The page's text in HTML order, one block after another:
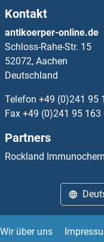
OR56B1 Antikörper
OR56B4 Antikörper
OR5A1 Antikörper
OR5A2 Antikörper
OR5AC2 Antikörper
OR5AN1 Antikörper
Kontakt
antikoerper-online.de
Schloss-Rahe-Str. 15
52072, Aachen
Deutschland
Telefon +49 (0)241 95
Fax +49 (0)241 95 163
Partners
Rockland
Wir über uns